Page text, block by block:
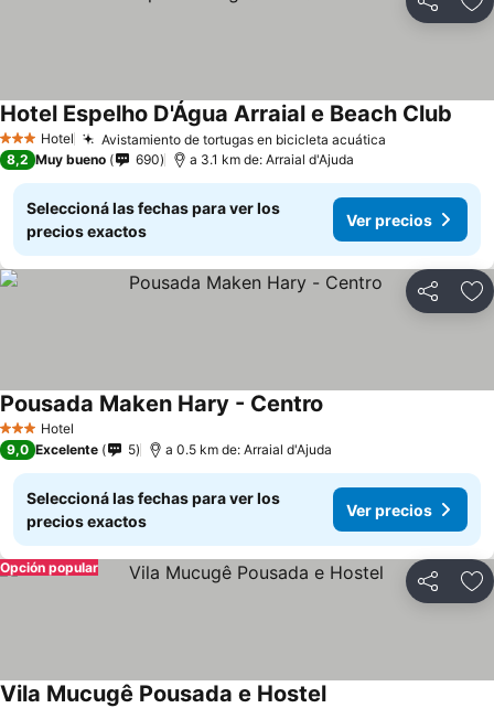
Compartir
3 Estrellas
Hotel Avistamiento de tortugas en bicicleta acuática
Hotel Espelho D'Água Arraial e Beach Club
8,2 Muy bueno 690 a 3.1 km de: Arraial d'Ajuda
Seleccioná las fechas para ver los
precios exactos
Ver precios
Compartir
3 Estrellas
Hotel
Pousada Maken Hary - Centro
9,0 Excelente 5 a 0.5 km de: Arraial d'Ajuda
Seleccioná las fechas para ver los
precios exactos
Ver precios
Compartir
Opción popular
Vila Mucugê Pousada e Hostel